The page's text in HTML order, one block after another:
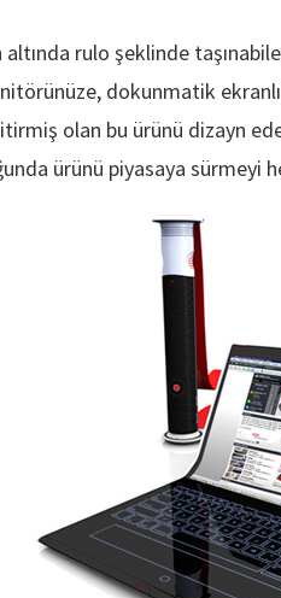
altında rulo şeklinde
dokunmatik
olan bu ürünü dizayn
ürünü piyasaya